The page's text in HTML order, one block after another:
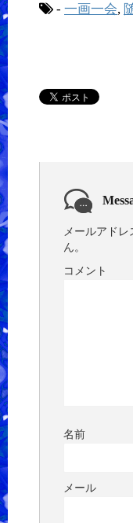
- 一画一会,
メールアド
ん。
コメント
名前
メール